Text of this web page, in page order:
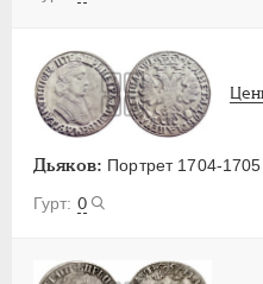
Дьяков: Портрет 1704-1705
0